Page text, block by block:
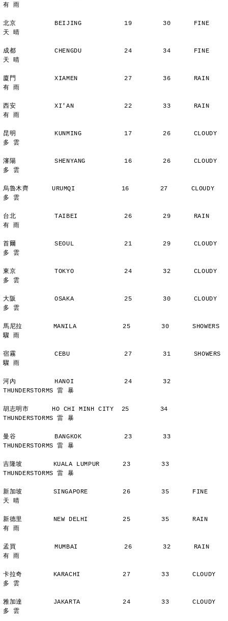
有 雨
北京          BEIJING           19        30      FINE
天 晴
成都          CHENGDU           24        34      FINE
天 晴
廈門          XIAMEN            27        36      RAIN
有 雨
西安          XI'AN             22        33      RAIN
有 雨
昆明          KUNMING           17        26      CLOUDY
多 雲
瀋陽          SHENYANG          16        26      CLOUDY
多 雲
烏魯木齊      URUMQI            16        27      CLOUDY
多 雲
台北          TAIBEI            26        29      RAIN
有 雨
首爾          SEOUL             21        29      CLOUDY
多 雲
東京          TOKYO             24        32      CLOUDY
多 雲
大阪          OSAKA             25        30      CLOUDY
多 雲
馬尼拉        MANILA            25        30      SHOWERS
驟 雨
宿霧          CEBU              27        31      SHOWERS
驟 雨
河內          HANOI             24        32
THUNDERSTORMS 雷 暴
胡志明市      HO CHI MINH CITY  25        34
THUNDERSTORMS 雷 暴
曼谷          BANGKOK           23        33
THUNDERSTORMS 雷 暴
吉隆坡        KUALA LUMPUR      23        33
THUNDERSTORMS 雷 暴
新加坡        SINGAPORE         26        35      FINE
天 晴
新德里        NEW DELHI         25        35      RAIN
有 雨
孟買          MUMBAI            26        32      RAIN
有 雨
卡拉奇        KARACHI           27        33      CLOUDY
多 雲
雅加達        JAKARTA           24        33      CLOUDY
多 雲